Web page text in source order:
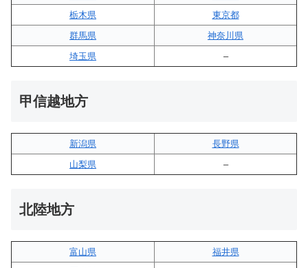
栃木県
東京都
群馬県
神奈川県
埼玉県
–
甲信越地方
新潟県
長野県
山梨県
–
北陸地方
富山県
福井県